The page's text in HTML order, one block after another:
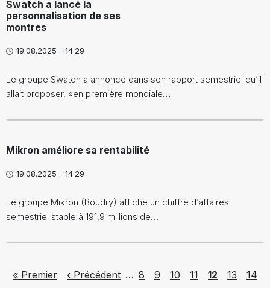
Swatch a lancé la
personnalisation de ses
montres
19.08.2025 - 14:29
Le groupe Swatch a annoncé dans son rapport semestriel qu’il
allait proposer, «en première mondiale…
Mikron améliore sa rentabilité
19.08.2025 - 14:29
Le groupe Mikron (Boudry) affiche un chiffre d’affaires
semestriel stable à 191,9 millions de…
First page
« Premier Previous page
‹ Précédent … Page
8 Page
9 Page
10 Page
11 Page
12 Page
13 Page
14